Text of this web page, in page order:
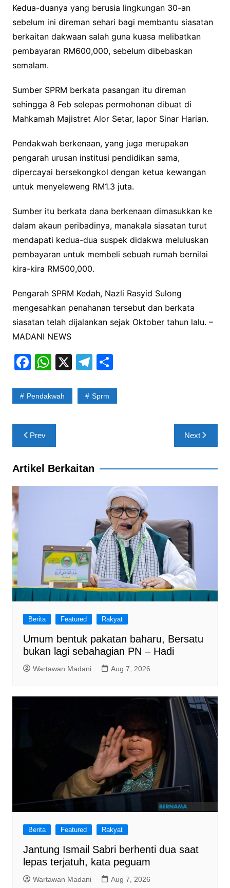
Kedua-duanya yang berusia lingkungan 30-an
sebelum ini direman sehari bagi membantu siasatan
berkaitan dakwaan salah guna kuasa melibatkan
pembayaran RM600,000, sebelum dibebaskan
semalam.
Sumber SPRM berkata pasangan itu direman
sehingga 8 Feb selepas permohonan dibuat di
Mahkamah Majistret Alor Setar, lapor Sinar Harian.
Pendakwah berkenaan, yang juga merupakan
pengarah urusan institusi pendidikan sama,
dipercayai bersekongkol dengan ketua kewangan
untuk menyeleweng RM1.3 juta.
Sumber itu berkata dana berkenaan dimasukkan ke
dalam akaun peribadinya, manakala siasatan turut
mendapati kedua-dua suspek didakwa meluluskan
pembayaran untuk membeli sebuah rumah bernilai
kira-kira RM500,000.
Pengarah SPRM Kedah, Nazli Rasyid Sulong
mengesahkan penahanan tersebut dan berkata
siasatan telah dijalankan sejak Oktober tahun lalu. –
MADANI NEWS
F
c
b
o
o
k
W
at
A
p
p
X T
e
S
ar
Pendakwah Sprm
Post
navigation
Prev Next
Artikel Berkaitan
Berita Featured Rakyat
Umum bentuk pakatan baharu, Bersatu
bukan lagi sebahagian PN – Hadi
Wartawan Madani Aug 7, 2026
Berita Featured Rakyat
Jantung Ismail Sabri berhenti dua saat
lepas terjatuh, kata peguam
Wartawan Madani Aug 7, 2026